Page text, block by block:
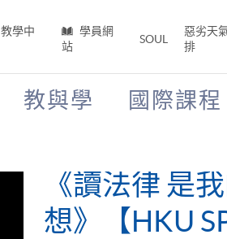
教學中
學員網
站
SOUL
惡劣天
排
教與學 國際課程
《讀法律 是
想》【HKU